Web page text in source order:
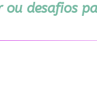
ou desafios